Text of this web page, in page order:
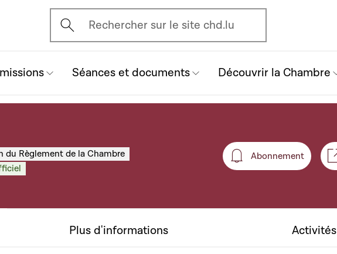
Ouvrir l'écran de recherche
Rechercher sur le site chd.lu
Séances et documents Découvrir la Chambre
du Règlement de la Chambre
Abonnement
Abonnement
Plus d'informations Activités